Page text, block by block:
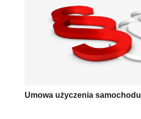
Umowa użyczenia samochodu